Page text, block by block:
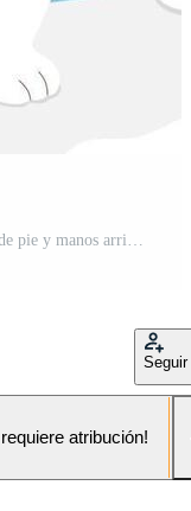
Seguir
atribución!